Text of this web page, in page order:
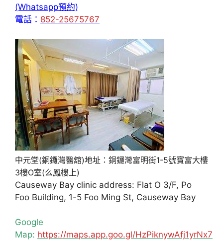
(Whatsapp預約)
電話： 852-25675767
中元堂(銅鑼灣醫舘)地址：銅鑼灣富明街1-5號寶富大樓
3樓O室(么鳳樓上)
Causeway Bay clinic address: Flat O 3/F, Po
Foo Building, 1-5 Foo Ming St, Causeway Bay
Google
Map: https://maps.app.goo.gl/HzPiknywAfj1yrNx7